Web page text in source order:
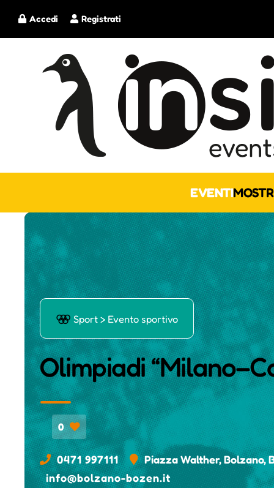
Registrati
Accedi
EVENTI
Ō Sport > Evento sportivo
Olimpiadi
0
0471 997111
Piazza Walther, Bolzano,
info@bolzano-bozen.it